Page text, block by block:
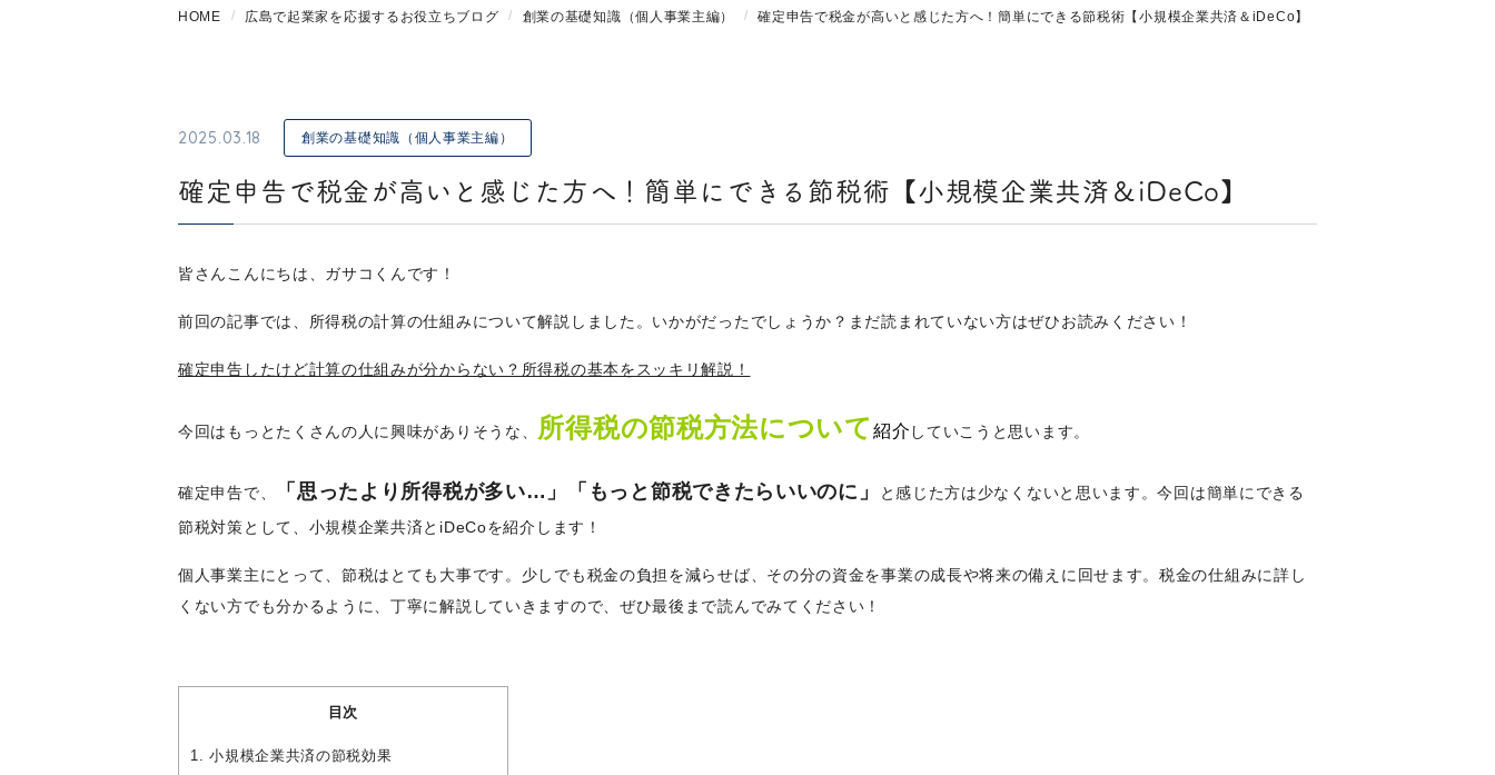
HOME 広島で起業家を応援するお役立ちブログ 創業の基礎知識（個人事業主編） 確定申告で税金が高いと感じた方へ！簡単にできる節税術【小規模企業共済＆iDeCo】
2025.03.18 創業の基礎知識（個人事業主編）
確定申告で税金が高いと感じた方へ！簡単にできる節税術【小規模企業共済＆iDeCo】
皆さんこんにちは、ガサコくんです！
前回の記事では、所得税の計算の仕組みについて解説しました。いかがだったでしょうか？まだ読まれていない方はぜひお読みください！
確定申告したけど計算の仕組みが分からない？所得税の基本をスッキリ解説！
今回はもっとたくさんの人に興味がありそうな、 所得税の節税方法について 紹介 していこうと思います。
確定申告で、 「思ったより所得税が多い…」「もっと節税できたらいいのに」
と感じた方は少なくないと思います。今回は簡単にできる
節税対策として、小規模企業共済とiDeCoを紹介します！
個人事業主にとって、節税はとても大事です。少しでも税金の負担を減らせば、その分の資金を事業の成長や将来の備えに回せます。税金の仕組みに詳し
くない方でも分かるように、丁寧に解説していきますので、ぜひ最後まで読んでみてください！
目次
1. 小規模企業共済の節税効果